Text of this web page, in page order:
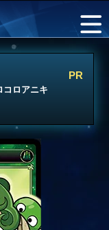
ロアニキ
PR